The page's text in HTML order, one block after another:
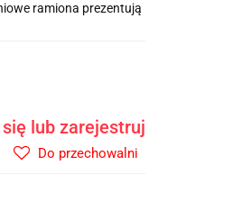
ramiona prezentują
lub zarejestruj
Do przechowalni